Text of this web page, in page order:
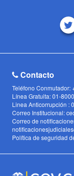
Contacto
Teléfono Conmutador:
Línea Gratuita: 01-
Linea Anticorrupción :
Correo Institucional:
Correo de
Política de seguridad